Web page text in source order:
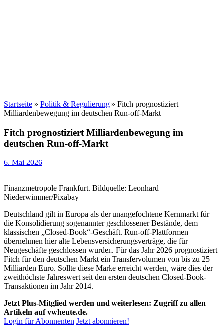
Startseite » Politik & Regulierung » Fitch prognostiziert
Milliardenbewegung im deutschen Run-off-Markt
Fitch prognostiziert Milliardenbewegung im
deutschen Run-off-Markt
6. Mai 2026
Finanzmetropole Frankfurt. Bildquelle: Leonhard
Niederwimmer/Pixabay
Deutschland gilt in Europa als der unangefochtene Kernmarkt für
die Konsolidierung sogenannter geschlossener Bestände, dem
klassischen „Closed-Book“-Geschäft. Run-off-Plattformen
übernehmen hier alte Lebensversicherungsverträge, die für
Neugeschäfte geschlossen wurden. Für das Jahr 2026 prognostiziert
Fitch für den deutschen Markt ein Transfervolumen von bis zu 25
Milliarden Euro. Sollte diese Marke erreicht werden, wäre dies der
zweithöchste Jahreswert seit den ersten deutschen Closed-Book-
Transaktionen im Jahr 2014.
Jetzt Plus-Mitglied werden und weiterlesen: Zugriff zu allen
Artikeln auf vwheute.de.
Login für Abonnenten Jetzt abonnieren!